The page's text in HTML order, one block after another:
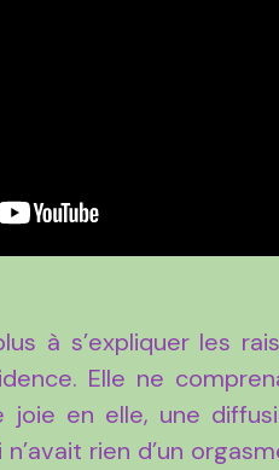
à s’expliquer les
Elle ne
en elle, une
rien d’un